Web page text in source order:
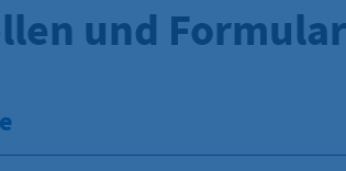
und